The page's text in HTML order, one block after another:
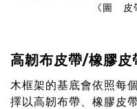
《圖 皮
高韌布皮帶/橡膠皮
木框架的基底會依照每
擇以高韌布帶、橡膠皮